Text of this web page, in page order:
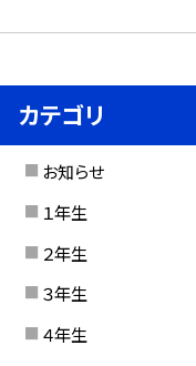
カテゴリ
お知らせ
１年生
２年生
３年生
４年生